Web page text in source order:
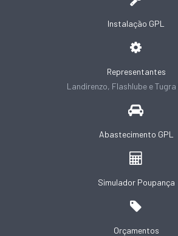
Instalação GPL
Representantes
Landirenzo, Flashlube e Tugra
Abastecimento GPL
Simulador Poupança
Orçamentos